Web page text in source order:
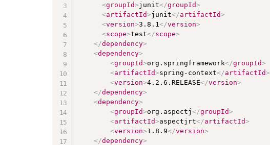
<groupId>junit</groupId>
<artifactId>junit</artifactId>
<version>3.8.1</version>
<scope>test</scope>
</dependency>
<dependency>
<groupId>org.springframework</groupId>
<artifactId>spring-context</artifactId>
<version>4.2.6.RELEASE</version>
</dependency>
<dependency>
<groupId>org.aspectj</groupId>
<artifactId>aspectjrt</artifactId>
<version>1.8.9</version>
</dependency>